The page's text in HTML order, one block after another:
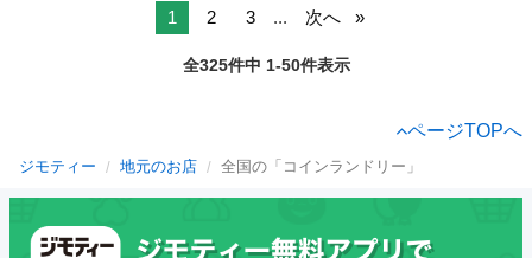
1 2 3 ... 次へ
全325件中 1-50件表示
ページTOPへ
ジモティー 地元のお店 全国の「コインランドリー」